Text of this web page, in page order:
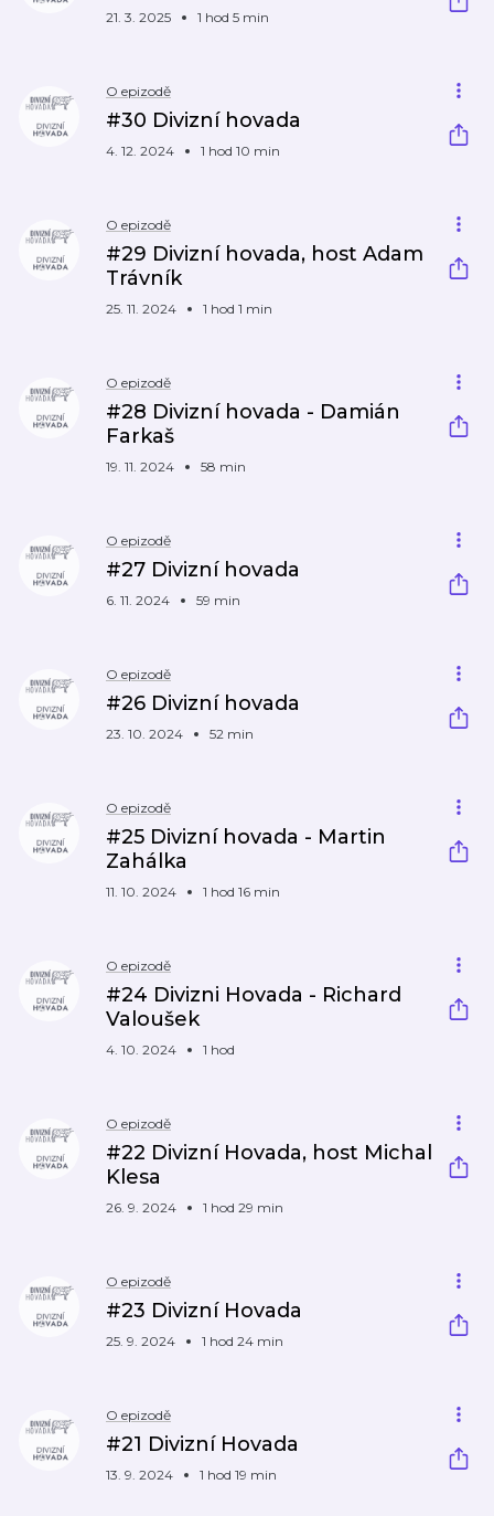
21. 3. 2025 1 hod 5 min
O epizodě
#30 Divizní hovada
4. 12. 2024 1 hod 10 min
O epizodě
#29 Divizní hovada, host Adam
Trávník
25. 11. 2024 1 hod 1 min
O epizodě
#28 Divizní hovada - Damián
Farkaš
19. 11. 2024 58 min
O epizodě
#27 Divizní hovada
6. 11. 2024 59 min
O epizodě
#26 Divizní hovada
23. 10. 2024 52 min
O epizodě
#25 Divizní hovada - Martin
Zahálka
11. 10. 2024 1 hod 16 min
O epizodě
#24 Divizni Hovada - Richard
Valoušek
4. 10. 2024 1 hod
O epizodě
#22 Divizní Hovada, host Michal
Klesa
26. 9. 2024 1 hod 29 min
O epizodě
#23 Divizní Hovada
25. 9. 2024 1 hod 24 min
O epizodě
#21 Divizní Hovada
13. 9. 2024 1 hod 19 min